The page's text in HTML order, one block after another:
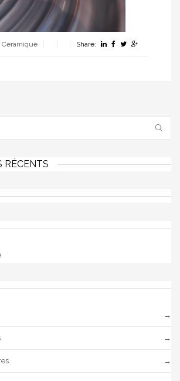
Céramique Share:
RÉCENTS